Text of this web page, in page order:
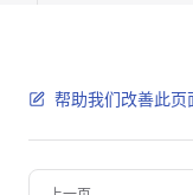
帮助我们改善此页
Pager